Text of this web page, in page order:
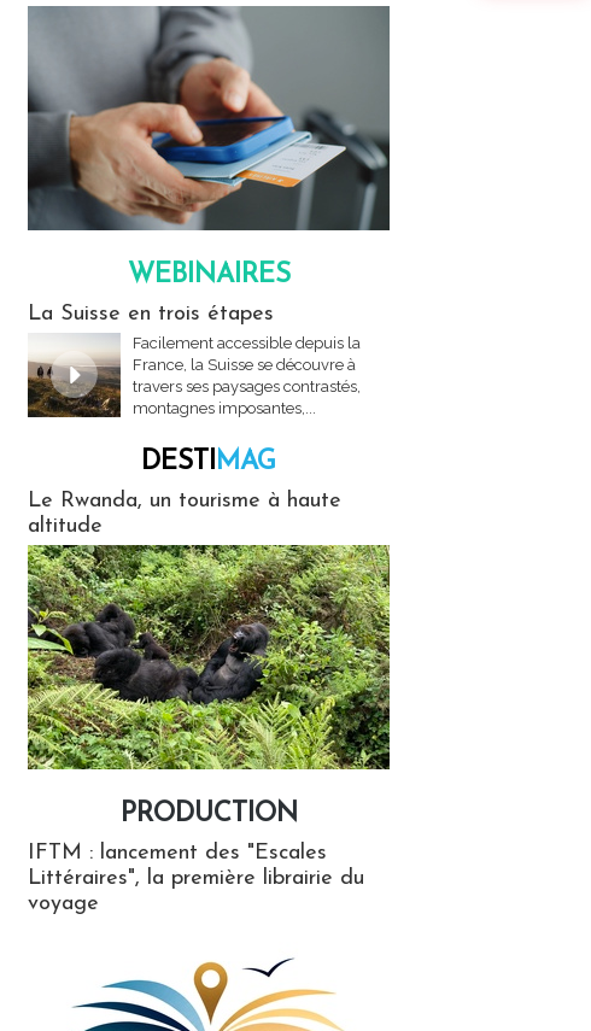
WEBINAIRES
La Suisse en trois étapes
Facilement accessible depuis la
France, la Suisse se découvre à
travers ses paysages contrastés,
montagnes imposantes,...
DESTIMAG
Le Rwanda, un tourisme à haute
altitude
PRODUCTION
IFTM : lancement des "Escales
Littéraires", la première librairie du
voyage